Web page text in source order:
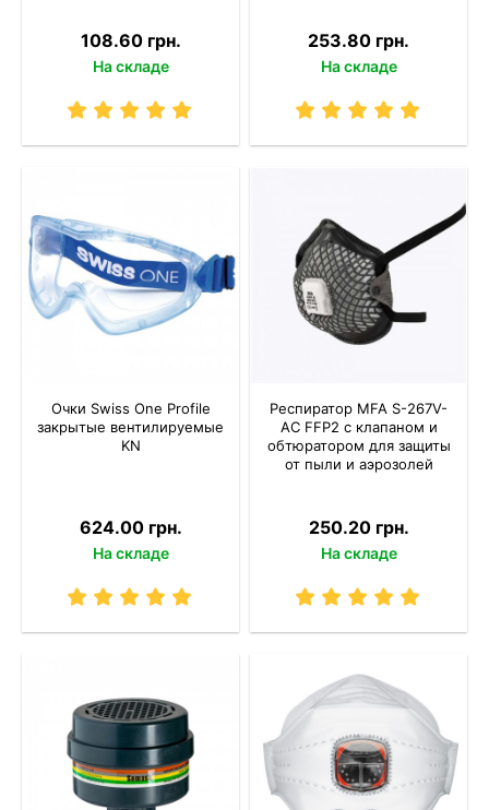
108.60 грн.
На складе
253.80 грн.
На складе
Очки Swiss One Profile
закрытые вентилируемые
KN
624.00 грн.
На складе
Респиратор MFA S-267V-
AC FFP2 с клапаном и
обтюратором для защиты
от пыли и аэрозолей
250.20 грн.
На складе